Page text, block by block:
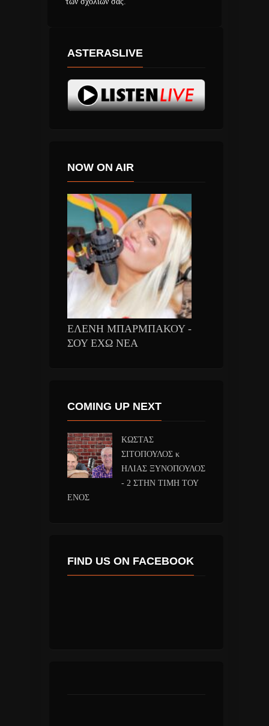
ASTERASLIVE
NOW ON AIR
ΕΛΕΝΗ ΜΠΑΡΜΠΑΚΟΥ -
ΣΟΥ ΕΧΩ ΝΕΑ
COMING UP NEXT
ΚΩΣΤΑΣ
ΣΙΤΟΠΟΥΛΟΣ κ
ΗΛΙΑΣ ΞΥΝΟΠΟΥΛΟΣ
- 2 ΣΤΗΝ ΤΙΜΗ ΤΟΥ
ΕΝΟΣ
FIND US ON FACEBOOK